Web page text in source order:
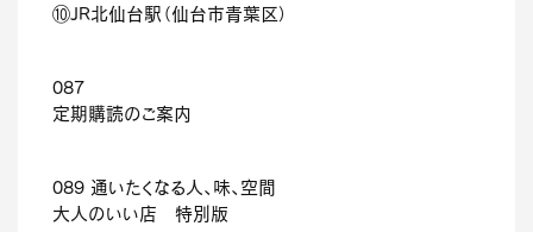
⑩JR北仙台駅（仙台市青葉区）
087
定期購読のご案内
089 通いたくなる人、味、空間
大人のいい店 特別版